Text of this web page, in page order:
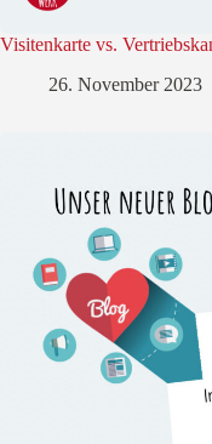
Visitenkarte vs.
26. November 2023